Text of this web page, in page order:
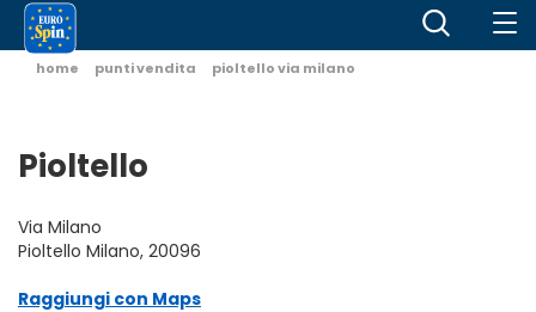
home punti vendita pioltello via milano
Pioltello
Via Milano
Pioltello Milano, 20096
Raggiungi con Maps